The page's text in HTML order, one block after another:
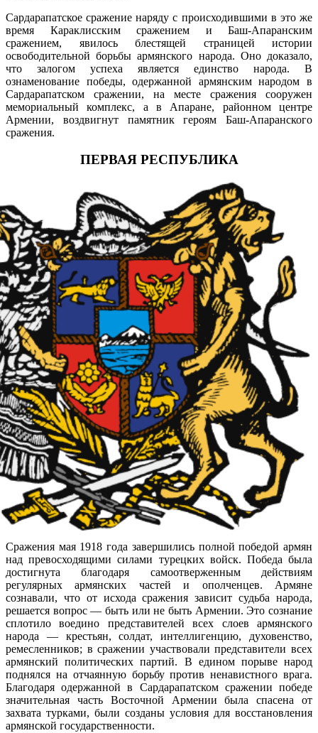
Сардарапатское сражение наряду с происходившими в это же
время Караклисским сражением и Баш-Апаранским
сражением, явилось блестящей страницей истории
освободительной борьбы армянского народа. Оно доказало,
что залогом успеха является единство народа. В
ознаменование победы, одержанной армянским народом в
Сардарапатском сражении, на месте сражения сооружен
мемориальный комплекс, а в Апаране, районном центре
Армении, воздвигнут памятник героям Баш-Апаранского
сражения.
ПЕРВАЯ РЕСПУБЛИКА
Сражения мая 1918 года завершились полной победой армян
над превосходящими силами турецких войск. Победа была
достигнута благодаря самоотверженным действиям
регулярных армянских частей и ополченцев. Армяне
сознавали, что от исхода сражения зависит судьба народа,
решается вопрос — быть или не быть Армении. Это сознание
сплотило воедино представителей всех слоев армянского
народа — крестьян, солдат, интеллигенцию, духовенство,
ремесленников; в сражении участвовали представители всех
армянский политических партий. В едином порыве народ
поднялся на отчаянную борьбу против ненавистного врага.
Благодаря одержанной в Сардарапатском сражении победе
значительная часть Восточной Армении была спасена от
захвата турками, были созданы условия для восстановления
армянской государственности.